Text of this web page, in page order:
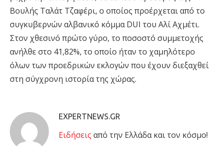
Βουλής Ταλάτ Τζαφέρι, ο οποίος προέρχεται από το
συγκυβερνών αλβανικό κόμμα DUI του Αλί Αχμέτι.
Στον χθεσινό πρώτο γύρο, το ποσοστό συμμετοχής
ανήλθε στο 41,82%, το οποίο ήταν το χαμηλότερο
όλων των προεδρικών εκλογών που έχουν διεξαχθεί
στη σύγχρονη ιστορία της χώρας.
EXPERTNEWS.GR
Eιδήσεις από την Ελλάδα και τον κόσμο!